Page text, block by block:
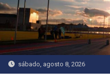
Saltar
contenido
sábado, agosto 8, 2026